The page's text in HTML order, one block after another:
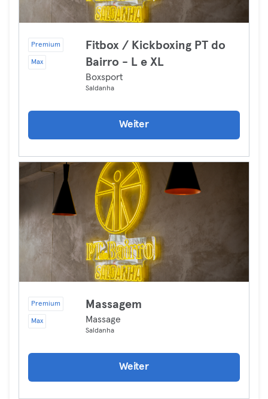
Premium
Max
Fitbox / Kickboxing PT do
Bairro - L e XL
Boxsport
Saldanha
Weiter
Premium
Max
Massagem
Massage
Saldanha
Weiter